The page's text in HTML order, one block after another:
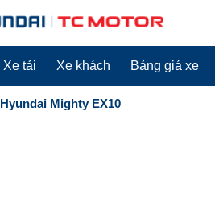
Xe tải Xe khách Bảng giá xe
Hyundai Mighty EX10